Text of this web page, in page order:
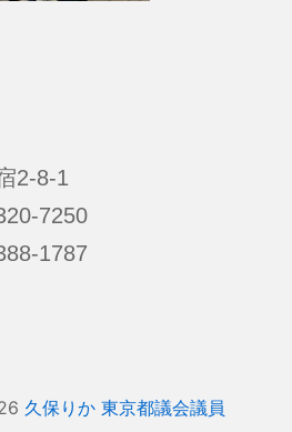
2-8-1
7250
1787
久保りか 東京都議会議員